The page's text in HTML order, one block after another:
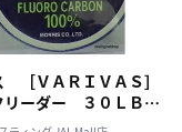
［ＶＡＲＩＶＡＳ］
リーダー ３０ＬＢ
［フロロカーボン］